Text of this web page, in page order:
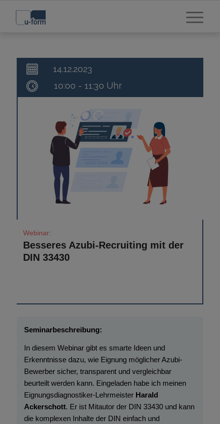
14.12.2023
10:00 - 11:30
Besseres Azubi-Recruiting mit der
DIN 33430
In diesem Webinar gibt es smarte Ideen und
Erkenntnisse dazu, wie Eignung möglicher Azubi-
Bewerber sicher, transparent und vergleichbar
beurteilt werden kann. Eingeladen habe ich meinen
Eignungsdiagnostiker-Lehrmeister Harald
Ackerschott. Er ist Mitautor der DIN 33430 und kann
die komplexen Inhalte der DIN einfach und